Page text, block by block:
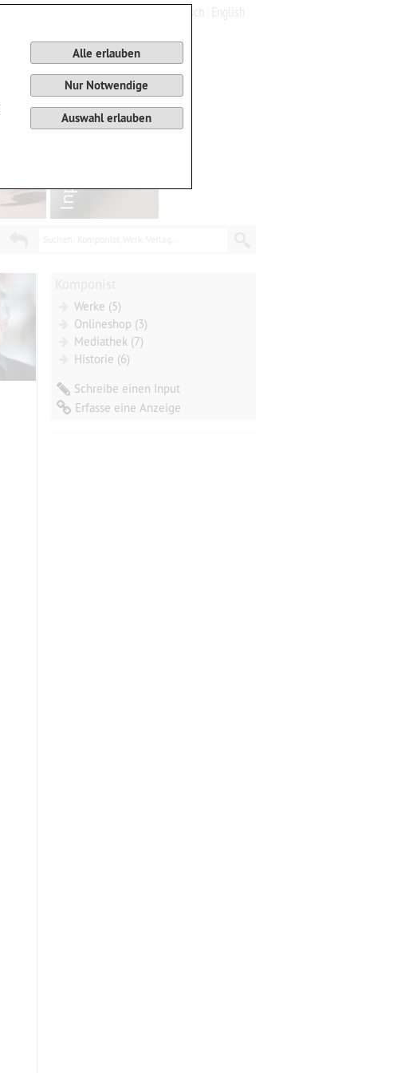
Werke (5)
Onlineshop (3)
Mediathek (7)
Historie (6)
Schreibe einen Input
Erfasse eine Anzeige
Alle erlauben
Nur Notwendige
Auswahl erlauben